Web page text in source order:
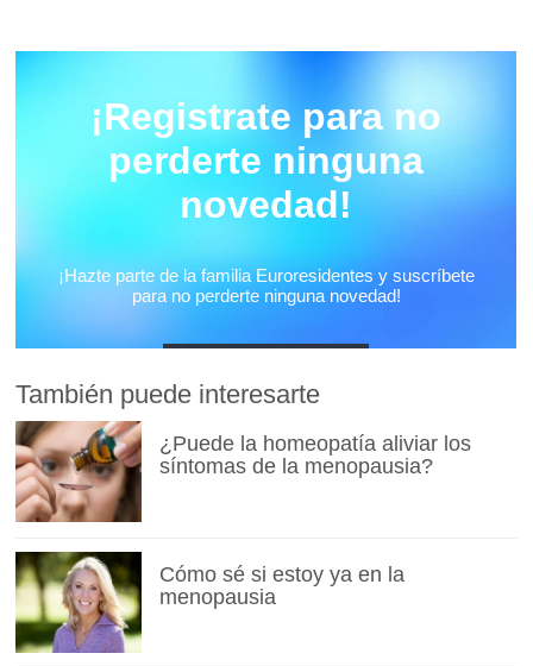
También puede interesarte
¿Puede la homeopatía aliviar los
síntomas de la menopausia?
Cómo sé si estoy ya en la
menopausia